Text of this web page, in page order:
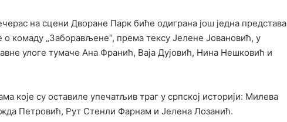
на сцени Дворане Парк биће одиграна још једна представа
о комаду „Заборављене“, према тексу Јелене Јовановић, у
улоге тумаче Ана Франић, Ваја Дујовић, Нина Нешковић и
које су оставиле упечатљив траг у српској историји: Милева
Петровић, Рут Стенли Фарнам и Јелена Лозанић.